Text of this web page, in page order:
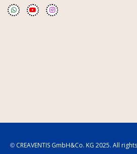
© CREAVENTIS GmbH&Co. KG 2025. All